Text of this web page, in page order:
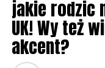
jakie rodzic
UK! Wy też
akcent?